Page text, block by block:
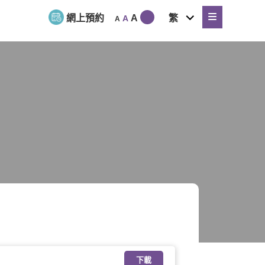
網上預約 A A A 繁
expand
child
menu
下載